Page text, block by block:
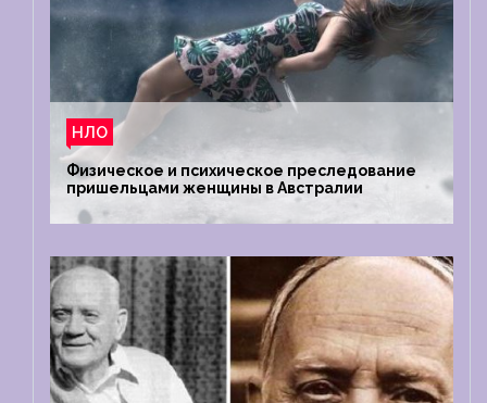
НЛО
Физическое и психическое преследование
пришельцами женщины в Австралии